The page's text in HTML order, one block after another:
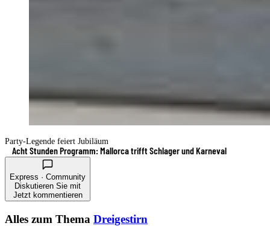
Party-Legende feiert Jubiläum
Acht Stunden Programm: Mallorca trifft Schlager und Karneval
Express · Community
Diskutieren Sie mit
Jetzt kommentieren
Alles zum Thema Dreigestirn